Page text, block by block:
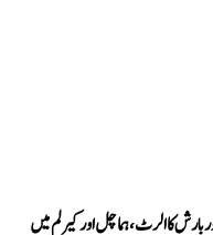
کا الرٹ، ہماچل اور کیرلم میں